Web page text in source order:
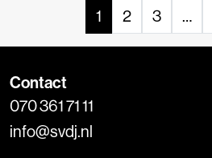
1 2 3 …
Contact
070 361 71 11
info@svdj.nl